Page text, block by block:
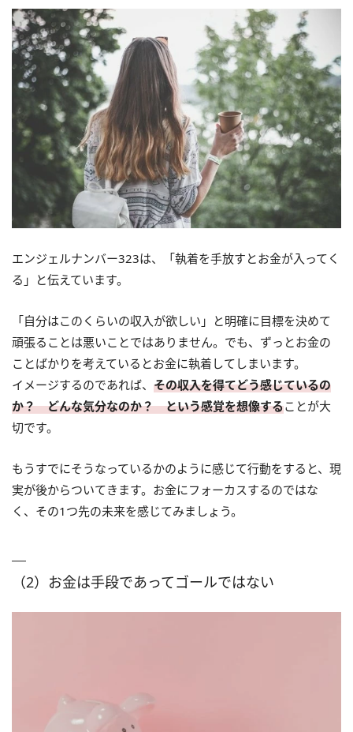
エンジェルナンバー323は、「執着を手放すとお金が入ってく
る」と伝えています。
「自分はこのくらいの収入が欲しい」と明確に目標を決めて
頑張ることは悪いことではありません。でも、ずっとお金の
ことばかりを考えているとお金に執着してしまいます。
イメージするのであれば、 その収入を得てどう感じているの
か？ どんな気分なのか？ という感覚を想像することが大
切です。
もうすでにそうなっているかのように感じて行動をすると、現
実が後からついてきます。お金にフォーカスするのではな
く、その1つ先の未来を感じてみましょう。
（2）お金は手段であってゴールではない